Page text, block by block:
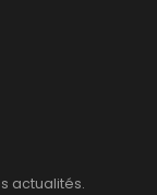
actualités.